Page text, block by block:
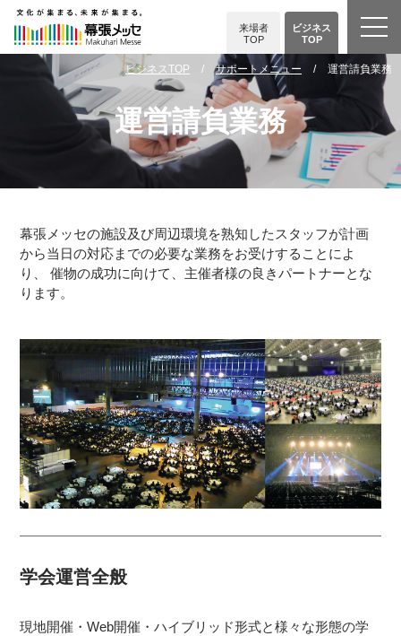
来場者
TOP
ビジネス
TOP
運営請負業務
ビジネスTOP サポートメニュー 運営請負業務
幕張メッセの施設及び周辺環境を熟知したスタッフが計画
から当日の対応までの必要な業務をお受けすることによ
り、 催物の成功に向けて、主催者様の良きパートナーとな
ります。
学会運営全般
現地開催・Web開催・ハイブリッド形式と様々な形態の学